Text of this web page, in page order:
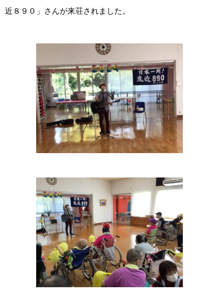
近８９０」さんが来荘されました。